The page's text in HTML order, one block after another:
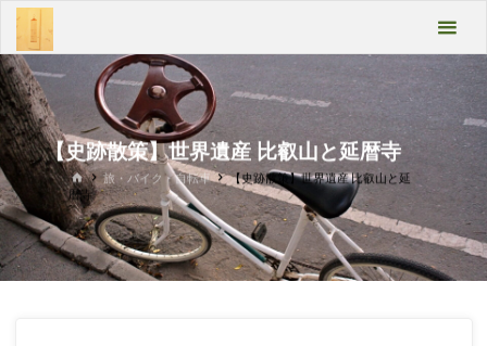
テ
ン
ツ
へ
ス
キ
ッ
プ
ばよ
うい
こみ
ゃあ
Take
it
【史跡散策】世界遺産 比叡山と延暦寺
ホ
ー
ム
旅・バイク・自転車
【史跡散策】世界遺産 比叡山と延
暦寺